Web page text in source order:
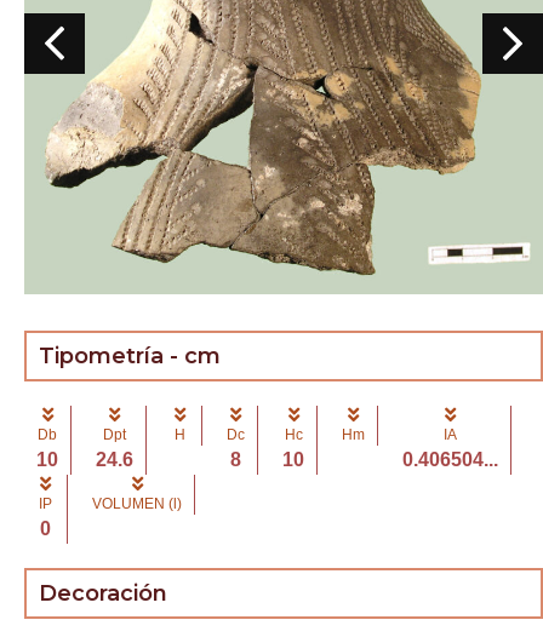
Tipometría - cm
Db
10
Dpt
24.6
H Dc
8
Hc
10
Hm IA
0.406504...
IP
0
VOLUMEN (l)
Decoración